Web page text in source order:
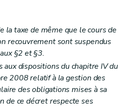
la taxe de même que le cours de
recouvrement sont suspendus
§2 et §3.
aux dispositions du chapitre IV du
2008 relatif à la gestion des
des obligations mises à sa
de ce décret respecte ses